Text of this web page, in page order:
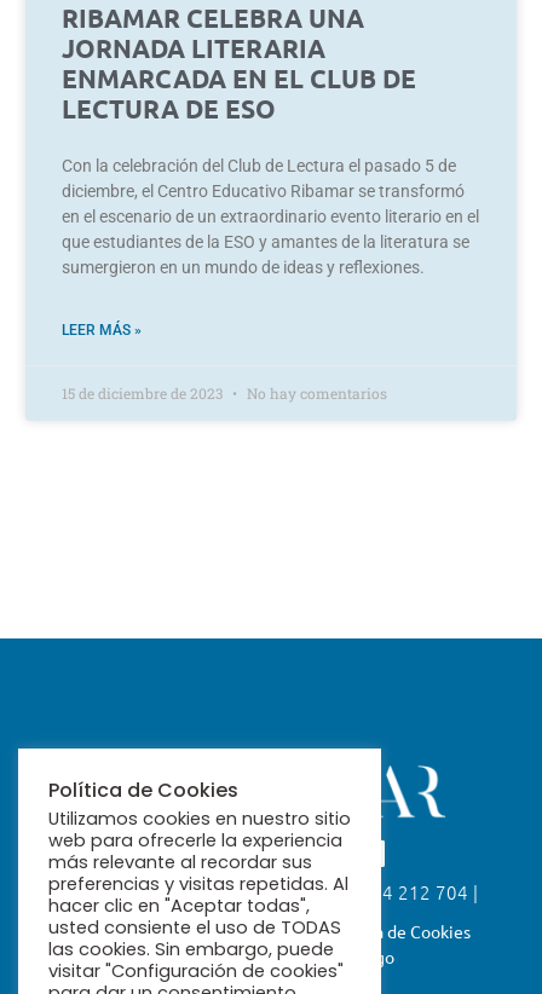
RIBAMAR CELEBRA UNA
JORNADA LITERARIA
ENMARCADA EN EL CLUB DE
LECTURA DE ESO
Con la celebración del Club de Lectura el pasado 5 de
diciembre, el Centro Educativo Ribamar se transformó
en el escenario de un extraordinario evento literario en el
que estudiantes de la ESO y amantes de la literatura se
sumergieron en un mundo de ideas y reflexiones.
LEER MÁS »
15 de diciembre de 2023 No hay comentarios
Calle Fabiola, 26. 41004 Sevilla | 954 212 704 |
ribamar@ribamar.org
Aviso LegalPolítica de PrivacidadPolítica de Cookies
Términos y Condiciones de Pago
Política de Cookies
Utilizamos cookies en nuestro sitio
web para ofrecerle la experiencia
más relevante al recordar sus
preferencias y visitas repetidas. Al
hacer clic en "Aceptar todas",
usted consiente el uso de TODAS
las cookies. Sin embargo, puede
visitar "Configuración de cookies"